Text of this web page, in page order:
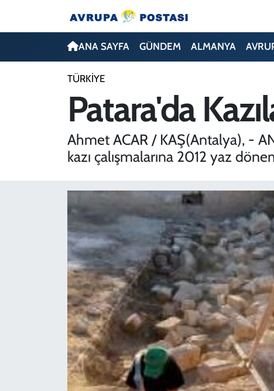
ANA SAYFA GÜNDEM ALMANYA
TÜRKİYE
Patara'da
Ahmet ACAR / KAŞ(Antalya), -
kazı çalışmalarına 2012 yaz
ANA SAYFA
GÜNDEM
ALMANYA
AVRUPA
TÜRKİYE
YAZARLAR
Nöbetçi Eczaneler
Hava Durumu
İstanbul Namaz Vakitleri
Trafik Durumu
Avrupa Ligi Puan Durumu ve Fikstür
Tüm Manşetler
Son Dakika Haberleri
Haber Arşivi